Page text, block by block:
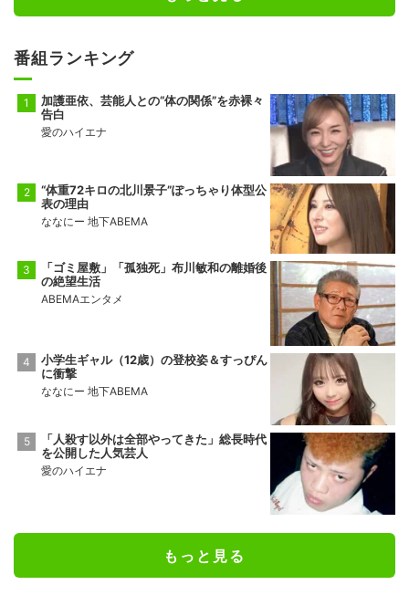
番組ランキング
加護亜依、芸能人との“体の関係”を赤裸々
告白
愛のハイエナ
“体重72キロの北川景子”ぽっちゃり体型公
表の理由
ななにー 地下ABEMA
「ゴミ屋敷」「孤独死」布川敏和の離婚後
の絶望生活
ABEMAエンタメ
小学生ギャル（12歳）の登校姿＆すっぴん
に衝撃
ななにー 地下ABEMA
「人殺す以外は全部やってきた」総長時代
を公開した人気芸人
愛のハイエナ
もっと見る